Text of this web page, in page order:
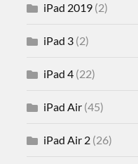
iPad 2019 (2)
iPad 3 (2)
iPad 4 (22)
iPad Air (45)
iPad Air 2 (26)